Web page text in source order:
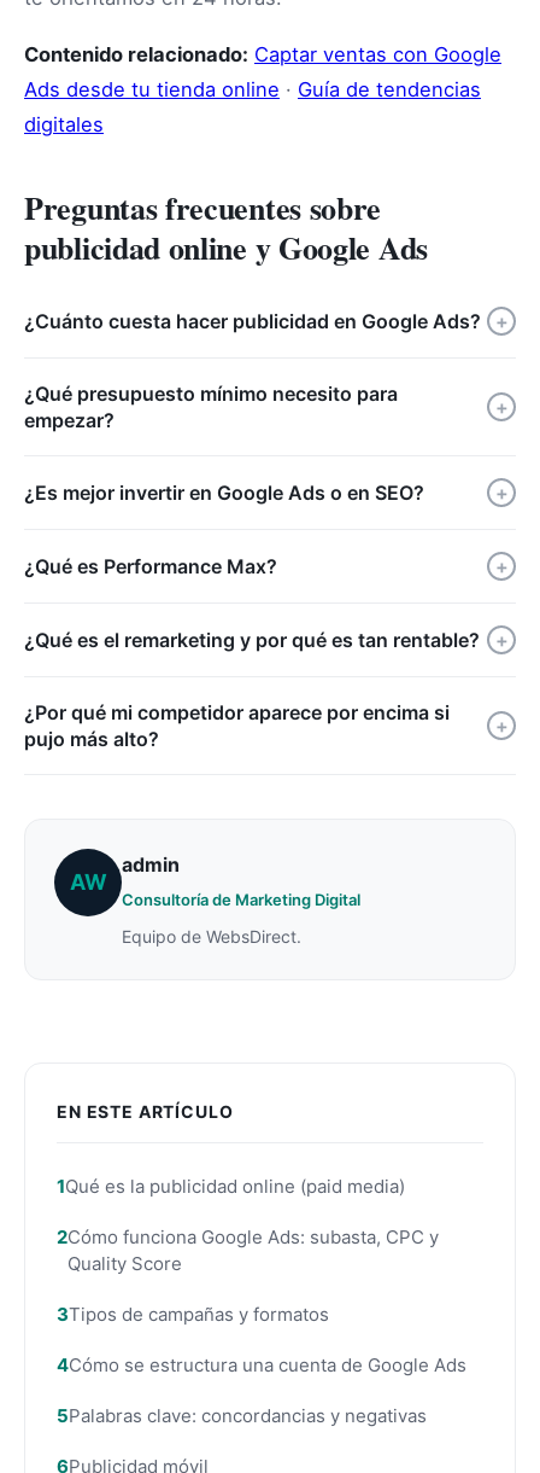
EN ESTE ARTÍCULO
Qué es la publicidad online (paid media)
Cómo funciona Google Ads: subasta, CPC y
Quality Score
Tipos de campañas y formatos
Cómo se estructura una cuenta de Google Ads
Palabras clave: concordancias y negativas
Publicidad móvil
Contenido relacionado: Captar ventas con Google
Ads desde tu tienda online · Guía de tendencias
digitales
Preguntas frecuentes sobre
publicidad online y Google Ads
¿Cuánto cuesta hacer publicidad en Google Ads? +
¿Qué presupuesto mínimo necesito para
empezar?
+
¿Es mejor invertir en Google Ads o en SEO? +
¿Qué es Performance Max? +
¿Qué es el remarketing y por qué es tan rentable? +
¿Por qué mi competidor aparece por encima si
pujo más alto?
+
AW
admin
Consultoría de Marketing Digital
Equipo de WebsDirect.